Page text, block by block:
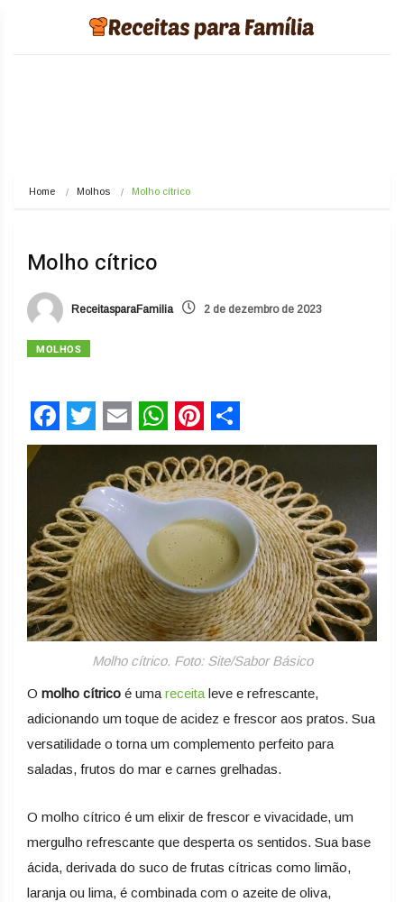
Home Molhos Molho cítrico
Molho cítrico
ReceitasparaFamilia 2 de dezembro de 2023
MOLHOS
Facebook
Twitter
EmailWhatsApp
Pinterest
Share
Molho cítrico. Foto: Site/Sabor Básico
O molho cítrico é uma receita leve e refrescante,
adicionando um toque de acidez e frescor aos pratos. Sua
versatilidade o torna um complemento perfeito para
saladas, frutos do mar e carnes grelhadas.
O molho cítrico é um elixir de frescor e vivacidade, um
mergulho refrescante que desperta os sentidos. Sua base
ácida, derivada do suco de frutas cítricas como limão,
laranja ou lima, é combinada com o azeite de oliva,